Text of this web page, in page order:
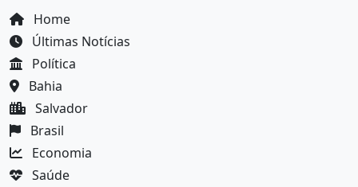
Home
Últimas Notícias
Política
Bahia
Salvador
Brasil
Economia
Saúde